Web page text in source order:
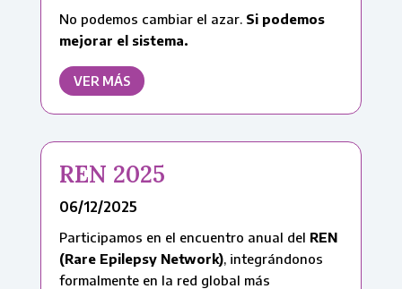
No podemos cambiar el azar. Si podemos
mejorar el sistema.
VER MÁS
REN 2025
06/12/2025
Participamos en el encuentro anual del REN
(Rare Epilepsy Network), integrándonos
formalmente en la red global más